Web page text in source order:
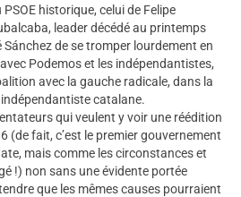
historique, celui de Felipe
leader décédé au printemps
de se tromper lourdement en
Podemos et les indépendantistes,
avec la gauche radicale, dans la
catalane.
qui veulent y voir une réédition
(de fait, c’est le premier gouvernement
mais comme les circonstances et
!) non sans une évidente portée
que les mêmes causes pourraient